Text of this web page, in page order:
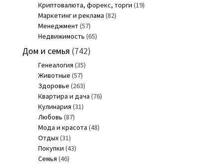
Криптовалюта, форекс, торги (19)
Маркетинг и реклама (82)
Менеджмент(57)
Недвижимость (65)
Дом и семья (742)
Генеалогия (35)
Животные (57)
Здоровье (263)
Квартира и дача (76)
Кулинария (31)
Любовь (87)
Мода и красота (48)
Отдых(31)
Покупки (43)
Семья (46)